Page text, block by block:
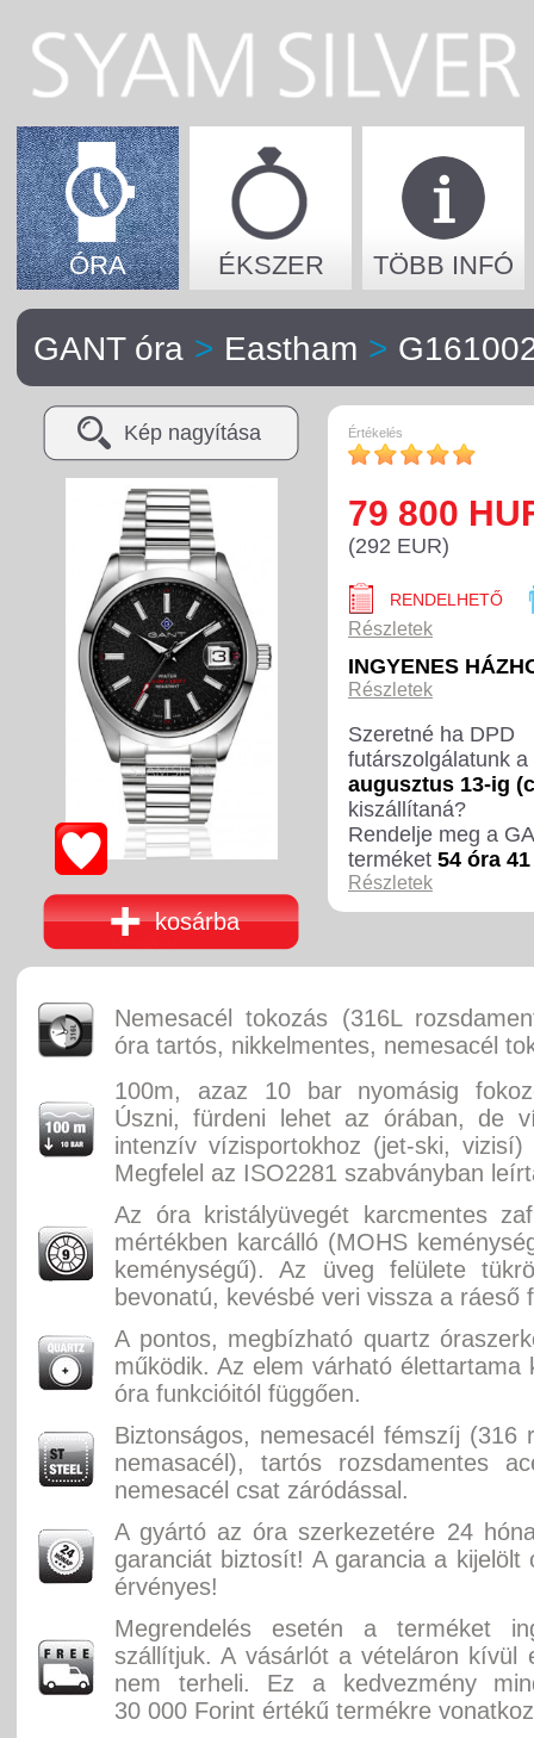
ÓRA ÉKSZER TÖBB INFÓ
GANT óra > Eastham >
Értékelés
79 800
(292 EUR)
RENDELHETŐ
Részletek
INGYENES
Részletek
Szeretné ha DPD
futárszolgálatunk a
augusztus 13-ig
kiszállítaná?
Rendelje meg a
terméket 54 óra
Részletek
Kép nagyítása
kosárba
Nemesacél tokozás (316L
óra tartós, nikkelmentes, nemesacél
100m, azaz 10 bar nyomásig
Úszni, fürdeni lehet az órában, de
intenzív vízisportokhoz (jet-ski, vizisí)
Megfelel az ISO2281 szabványban
Az óra kristályüvegét karcmentes
mértékben karcálló (MOHS
keménységű). Az üveg felülete
bevonatú, kevésbé veri vissza a ráeső
A pontos, megbízható quartz
működik. Az elem várható élettartama
óra funkcióitól függően.
Biztonságos, nemesacél fémszíj (316
nemasacél), tartós rozsdamentes
nemesacél csat záródással.
A gyártó az óra szerkezetére 24
garanciát biztosít! A garancia a kijelölt
érvényes!
Megrendelés esetén a terméket
szállítjuk. A vásárlót a vételáron kívül
nem terheli. Ez a kedvezmény
30 000 Forint értékű termékre